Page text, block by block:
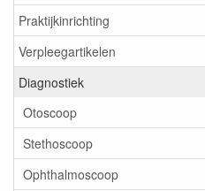
Praktijkinrichting
Verpleegartikelen
Diagnostiek
Otoscoop
Stethoscoop
Ophthalmoscoop